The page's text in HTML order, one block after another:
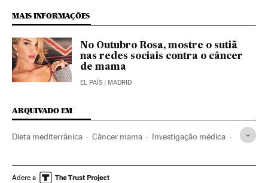
MAIS INFORMAÇÕES
No Outubro Rosa, mostre o sutiã
nas redes sociais contra o câncer
de mama
EL PAÍS | MADRID
ARQUIVADO EM
Dieta mediterrânica Câncer mama Investigação médica
Nutrição Mulheres Cuidado corporal
Adere a